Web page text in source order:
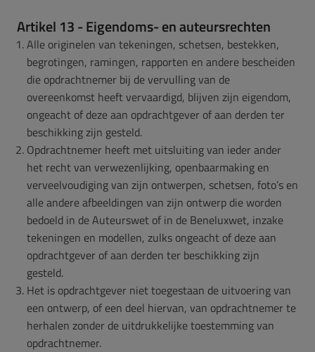
Artikel 13 - Eigendoms- en auteursrechten
Alle originelen van tekeningen, schetsen, bestekken,
begrotingen, ramingen, rapporten en andere bescheiden
die opdrachtnemer bij de vervulling van de
overeenkomst heeft vervaardigd, blijven zijn eigendom,
ongeacht of deze aan opdrachtgever of aan derden ter
beschikking zijn gesteld.
Opdrachtnemer heeft met uitsluiting van ieder ander
het recht van verwezenlijking, openbaarmaking en
verveelvoudiging van zijn ontwerpen, schetsen, foto’s en
alle andere afbeeldingen van zijn ontwerp die worden
bedoeld in de Auteurswet of in de Beneluxwet, inzake
tekeningen en modellen, zulks ongeacht of deze aan
opdrachtgever of aan derden ter beschikking zijn
gesteld.
Het is opdrachtgever niet toegestaan de uitvoering van
een ontwerp, of een deel hiervan, van opdrachtnemer te
herhalen zonder de uitdrukkelijke toestemming van
opdrachtnemer.